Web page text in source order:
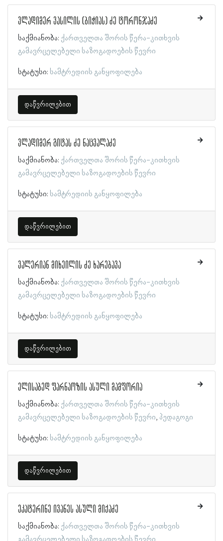
ვლადიმერ ვასილის (ბიჭიას) ძე ტორონჯაძე
საქმიანობა: ქართველთა შორის წერა-კითხვის
გამავრცელებელი საზოგადოების წევრი
სტატუსი: სამტრედიის განყოფილება
დაწვრილებით
ვლადიმერ გიტას ძე ნაცვალაძე
საქმიანობა: ქართველთა შორის წერა-კითხვის
გამავრცელებელი საზოგადოების წევრი
სტატუსი: სამტრედიის განყოფილება
დაწვრილებით
ვალერიან მიხეილის ძე ხარებავა
საქმიანობა: ქართველთა შორის წერა-კითხვის
გამავრცელებელი საზოგადოების წევრი
სტატუსი: სამტრედიის განყოფილება
დაწვრილებით
ელისაბედ ფარნაოზის ასული მამფორია
საქმიანობა: ქართველთა შორის წერა-კითხვის
გამავრცელებელი საზოგადოების წევრი პედაგოგი
სტატუსი: სამტრედიის განყოფილება
დაწვრილებით
ეკატერინე ივანეს ასული მიქაძე
საქმიანობა: ქართველთა შორის წერა-კითხვის